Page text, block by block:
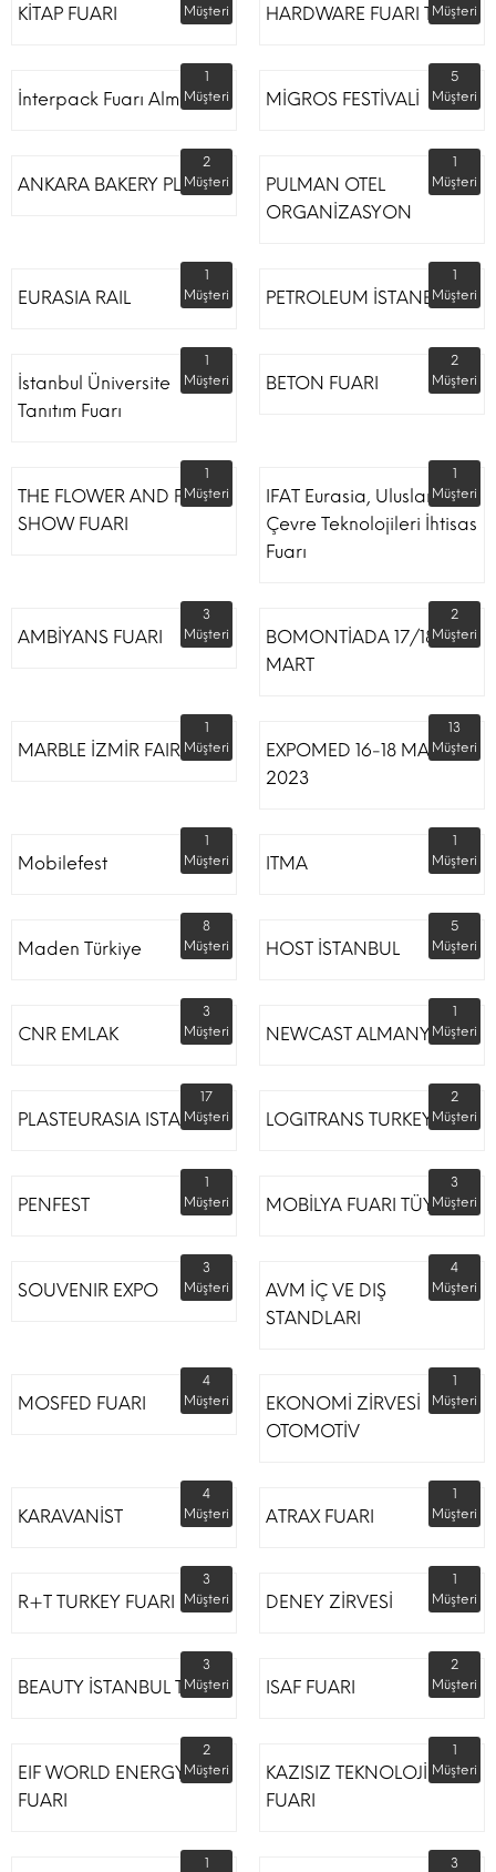
KİTAP FUARI
Müşteri
HARDWARE FUARI TÜYAP
Müşteri
İnterpack Fuarı Almanya
1
Müşteri
MİGROS FESTİVALİ
5
Müşteri
ANKARA BAKERY PLUS
2
Müşteri
PULMAN OTEL
ORGANİZASYON
1
Müşteri
EURASIA RAIL
1
Müşteri
PETROLEUM İSTANBUL
1
Müşteri
İstanbul Üniversite
Tanıtım Fuarı
1
Müşteri
BETON FUARI
2
Müşteri
THE FLOWER AND PLANT
SHOW FUARI
1
Müşteri
IFAT Eurasia, Uluslararası
Çevre Teknolojileri İhtisas
Fuarı
1
Müşteri
AMBİYANS FUARI
3
Müşteri
BOMONTİADA 17/18
MART
2
Müşteri
MARBLE İZMİR FAIR
1
Müşteri
EXPOMED 16-18 MART
2023
13
Müşteri
Mobilefest
1
Müşteri
ITMA
1
Müşteri
Maden Türkiye
8
Müşteri
HOST İSTANBUL
5
Müşteri
CNR EMLAK
3
Müşteri
NEWCAST ALMANYA
1
Müşteri
PLASTEURASIA ISTANBUL
17
Müşteri
LOGITRANS TURKEY
2
Müşteri
PENFEST
1
Müşteri
MOBİLYA FUARI TÜYAP
3
Müşteri
SOUVENIR EXPO
3
Müşteri
AVM İÇ VE DIŞ
STANDLARI
4
Müşteri
MOSFED FUARI
4
Müşteri
EKONOMİ ZİRVESİ
OTOMOTİV
1
Müşteri
KARAVANİST
4
Müşteri
ATRAX FUARI
1
Müşteri
R+T TURKEY FUARI
3
Müşteri
DENEY ZİRVESİ
1
Müşteri
BEAUTY İSTANBUL TÜYAP
3
Müşteri
ISAF FUARI
2
Müşteri
EIF WORLD ENERGY
FUARI
2
Müşteri
KAZISIZ TEKNOLOJİLER
FUARI
1
Müşteri
1 3